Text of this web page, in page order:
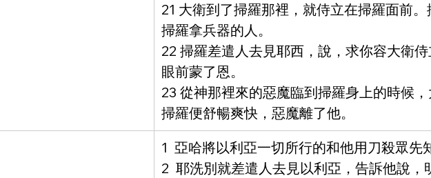
21 大衛到了掃羅那裡，就侍立在掃羅面前
掃羅拿兵器的人。
22 掃羅差遣人去見耶西，說，求你容大衛
眼前蒙了恩。
23 從神那裡來的惡魔臨到掃羅身上的時候
掃羅便舒暢爽快，惡魔離了他。
1  亞哈將以利亞一切所行的和他用刀殺眾先
2  耶洗別就差遣人去見以利亞，告訴他說